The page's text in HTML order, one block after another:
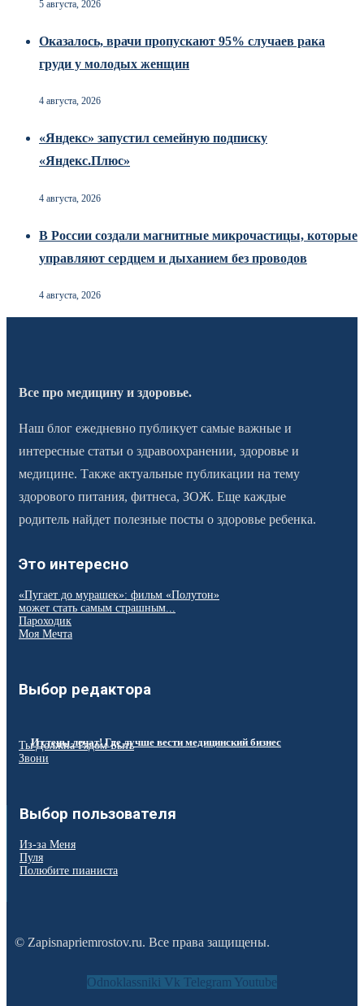
5 августа, 2026
Оказалось, врачи пропускают 95% случаев рака
груди у молодых женщин
4 августа, 2026
«Яндекс» запустил семейную подписку
«Яндекс.Плюс»
4 августа, 2026
В России создали магнитные микрочастицы, которые
управляют сердцем и дыханием без проводов
4 августа, 2026
Все про медицину и здоровье.
Наш блог ежедневно публикует самые важные и
интересные статьи о здравоохранении, здоровье и
медицине. Также актуальные публикации на тему
здорового питания, фитнеса, ЗОЖ. Еще каждые
родитель найдет полезные посты о здоровье ребенка.
Это интересно
«Пугает до мурашек»: фильм «Полутон»
может стать самым страшным...
Пароходик
Моя Мечта
Выбор редактора
И стены лечат! Где лучше вести медицинский бизнес
Ты Должна Рядом Быть
Звони
Выбор пользователя
Из-за Меня
Пуля
Полюбите пианиста
© Zapisnapriemrostov.ru. Все права защищены.
Odnoklassniki Vk Telegram Youtube